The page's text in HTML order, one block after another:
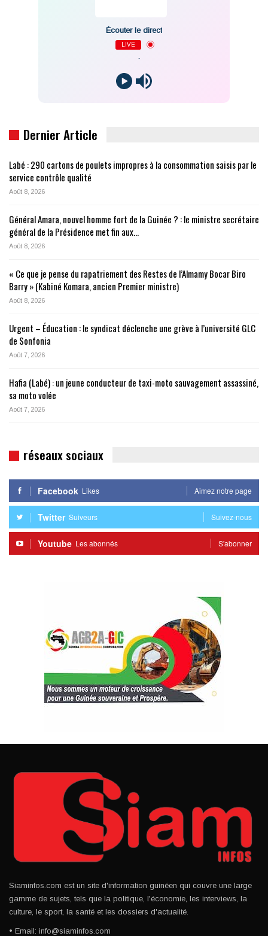
Écouter le direct
LIVE
Dernier Article
Labé : 290 cartons de poulets impropres à la consommation saisis par le
service contrôle qualité
Août 8, 2026
Général Amara, nouvel homme fort de la Guinée ? : le ministre secrétaire
général de la Présidence met fin aux…
Août 8, 2026
« Ce que je pense du rapatriement des Restes de l’Almamy Bocar Biro
Barry » (Kabiné Komara, ancien Premier ministre)
Août 8, 2026
Urgent – Éducation : le syndicat déclenche une grève à l’université GLC
de Sonfonia
Août 7, 2026
Hafia (Labé) : un jeune conducteur de taxi-moto sauvagement assassiné,
sa moto volée
Août 7, 2026
réseaux sociaux
Facebook Likes Aimez notre page
Twitter Suiveurs Suivez-nous
Youtube Les abonnés S'abonner
Siaminfos.com est un site d'information guinéen qui couvre une large
gamme de sujets, tels que la politique, l'économie, les interviews, la
culture, le sport, la santé et les dossiers d'actualité.
• Email: info@siaminfos.com